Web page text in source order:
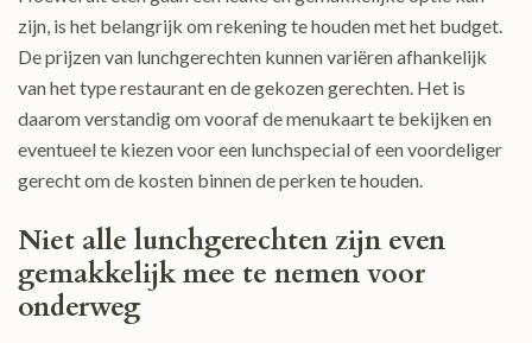
zijn, is het belangrijk om rekening te houden met het budget.
De prijzen van lunchgerechten kunnen variëren afhankelijk
van het type restaurant en de gekozen gerechten. Het is
daarom verstandig om vooraf de menukaart te bekijken en
eventueel te kiezen voor een lunchspecial of een voordeliger
gerecht om de kosten binnen de perken te houden.
Niet alle lunchgerechten zijn even
gemakkelijk mee te nemen voor
onderweg